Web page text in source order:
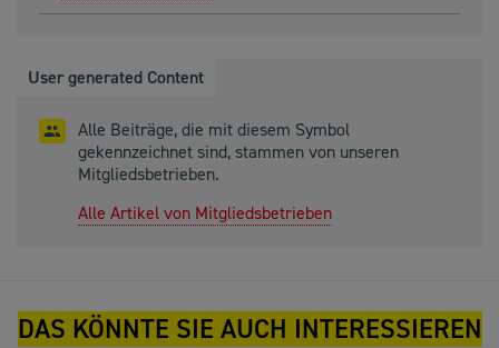
User generated Content
Alle Beiträge, die mit diesem Symbol
gekennzeichnet sind, stammen von unseren
Mitgliedsbetrieben.
Alle Artikel von Mitgliedsbetrieben
DAS KÖNNTE SIE AUCH INTERESSIEREN